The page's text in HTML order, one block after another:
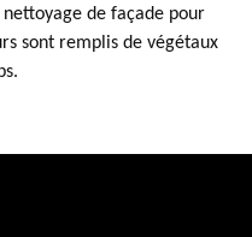
nettoyage de façade pour
sont remplis de végétaux